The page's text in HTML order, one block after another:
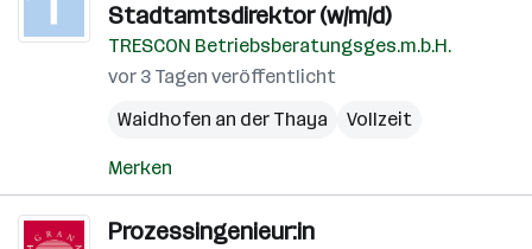
Stadtamtsdirektor (w/m/d)
TRESCON Betriebsberatungsges.m.b.H.
vor 3 Tagen veröffentlicht
Waidhofen an der Thaya
Vollzeit
Merken
Prozessingenieur:in